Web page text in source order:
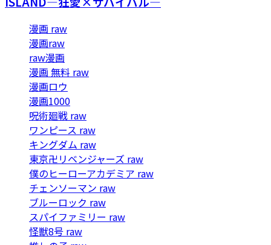
漫画 raw
漫画raw
raw漫画
漫画 無料 raw
漫画ロウ
漫画1000
呪術廻戦 raw
ワンピース raw
キングダム raw
東京卍リベンジャーズ raw
僕のヒーローアカデミア raw
チェンソーマン raw
ブルーロック raw
スパイファミリー raw
怪獣8号 raw